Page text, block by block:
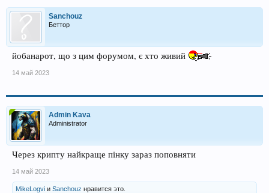
Sanchouz
Беттор
йобанарот, що з цим форумом, є хто живий
14 май 2023
Admin Kava
Administrator
Через крипту найкраще пінку зараз поповняти
14 май 2023
MikeLogvi и Sanchouz нравится это.